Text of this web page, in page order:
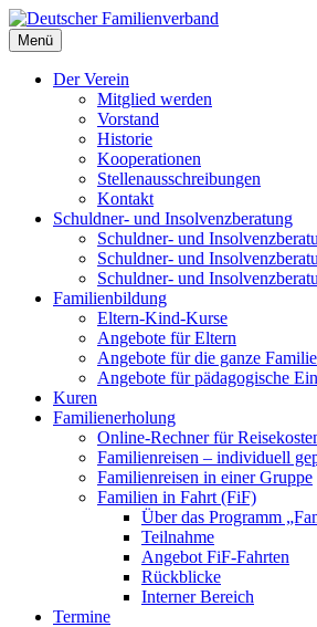
Deutscher Familienverband
Landesverband Berlin
Menü
Der Verein
Mitglied werden
Vorstand
Historie
Kooperationen
Stellenausschreibungen
Kontakt
Schuldner- und Insolvenzberatung
Schuldner- und
Schuldner- und
Schuldner- und
Familienbildung
Eltern-Kind-Kurse
Angebote für Eltern
Angebote für die ganze Familie
Angebote für pädagogische
Kuren
Familienerholung
Online-Rechner für
Familienreisen – individuell
Familienreisen in einer Gruppe
Familien in Fahrt (FiF)
Über das Programm
Teilnahme
Angebot FiF-Fahrten
Rückblicke
Interner Bereich
Termine